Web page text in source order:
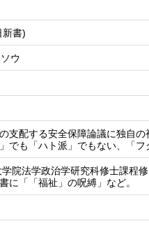
日新書)
ウ
支配する安全保障論議に独自
でも「ハト派」でもない、「フ
院法学政治学研究科修士課程
に「「福祉」の呪縛」など。